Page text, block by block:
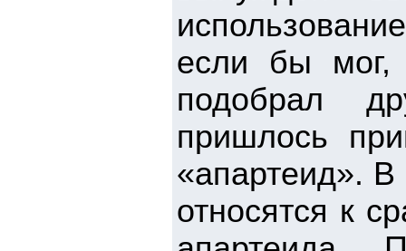
если бы мог,
подобрал
пришлось
«апартеид». В
относятся к